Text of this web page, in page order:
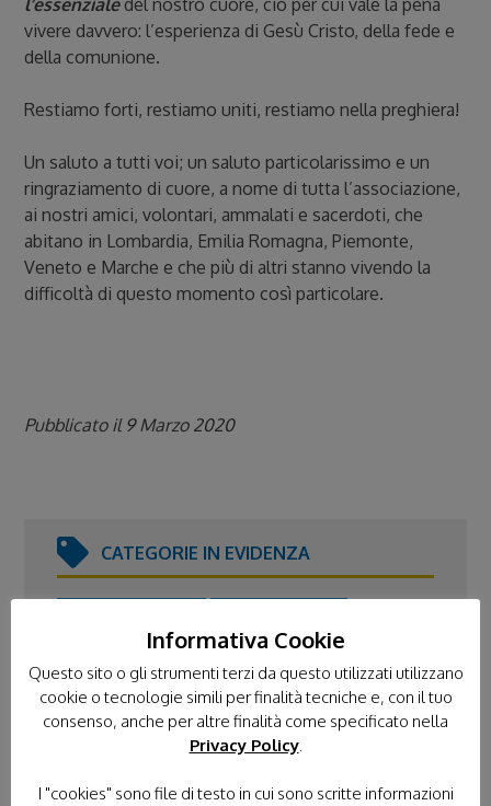
l’essenzialedel nostro cuore, ciò per cui vale la pena
vivere davvero: l’esperienza di Gesù Cristo, della fede e
della comunione.
Restiamo forti, restiamo uniti, restiamo nella preghiera!
Un saluto a tutti voi; un saluto particolarissimo e un
ringraziamento di cuore, a nome di tutta l’associazione,
ai nostri amici, volontari, ammalati e sacerdoti, che
abitano in Lombardia, Emilia Romagna, Piemonte,
Veneto e Marche e che più di altri stanno vivendo la
difficoltà di questo momento così particolare.
Pubblicato il 9 Marzo 2020
CATEGORIE IN EVIDENZA
GIORNATA NAZIONALE
L'ANGOLO DI IPPOCRATE
NEWS DAL TERRITORIO
NEWS ISTITUZIONALI
Informativa Cookie
Questo sito o gli strumenti terzi da questo utilizzati utilizzano
cookie o tecnologie simili per finalità tecniche e, con il tuo
consenso, anche per altre finalità come specificato nella
Privacy Policy.
I "cookies" sono file di testo in cui sono scritte informazioni